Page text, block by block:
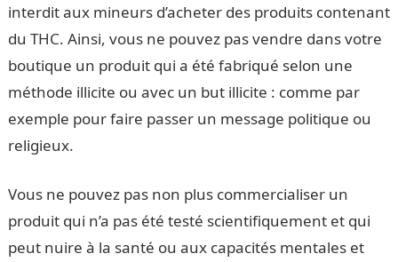
interdit aux mineurs d’acheter des produits contenant
du THC. Ainsi, vous ne pouvez pas vendre dans votre
boutique un produit qui a été fabriqué selon une
méthode illicite ou avec un but illicite : comme par
exemple pour faire passer un message politique ou
religieux.
Vous ne pouvez pas non plus commercialiser un
produit qui n’a pas été testé scientifiquement et qui
peut nuire à la santé ou aux capacités mentales et